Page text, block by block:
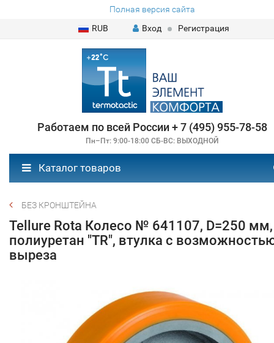
Полная версия сайта
RUB
Вход Регистрация
Работаем по всей России + 7 (495) 955-78-58
Пн–Пт: 9:00-18:00 СБ-ВС: ВЫХОДНОЙ
Каталог товаров
БЕЗ КРОНШТЕЙНА
Tellure Rota Колесо № 641107, D=250 мм,
полиуретан "TR", втулка с
выреза